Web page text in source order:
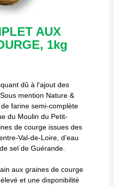
AUX
1kg
dû à l'ajout des
mention Nature &
farine semi-complète
du Moulin du Petit-
de courge issues des
Val-de-Loire, d’eau
sel de Guérande.
aux graines de courge
et une disponibilité